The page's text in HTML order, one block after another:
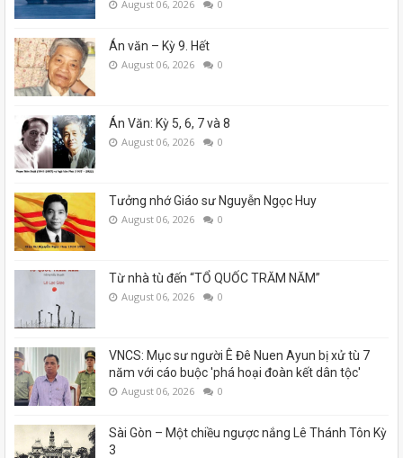
August 06, 2026 0
Án văn – Kỳ 9. Hết
August 06, 2026 0
Án Văn: Kỳ 5, 6, 7 và 8
August 06, 2026 0
Tưởng nhớ Giáo sư Nguyễn Ngọc Huy
August 06, 2026 0
Từ nhà tù đến “TỔ QUỐC TRĂM NĂM”
August 06, 2026 0
VNCS: Mục sư người Ê Đê Nuen Ayun bị xử tù 7
năm với cáo buộc 'phá hoại đoàn kết dân tộc'
August 06, 2026 0
Sài Gòn – Một chiều ngược nắng Lê Thánh Tôn Kỳ
3